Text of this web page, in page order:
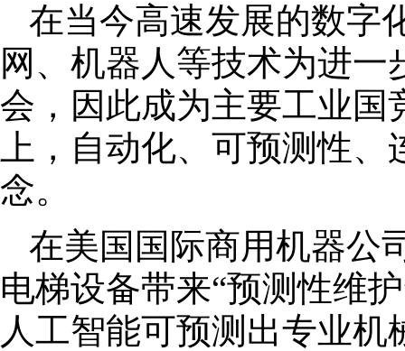
在当今高速发展的数字
网、机器人等技术为进
会，因此成为主要工业国
上，自动化、可预测性
念。
在美国国际商用机器公
电梯设备带来“预测性维
人工智能可预测出专业